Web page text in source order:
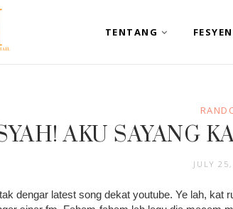
TENTANG FESYEN
AKU SAYANG
JULY
dengar latest song dekat youtube. Ye lah, kat